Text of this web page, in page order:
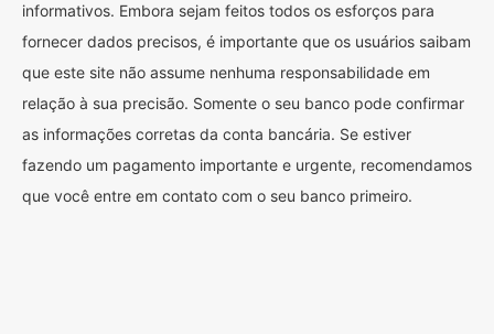
informativos. Embora sejam feitos todos os esforços para
fornecer dados precisos, é importante que os usuários saibam
que este site não assume nenhuma responsabilidade em
relação à sua precisão. Somente o seu banco pode confirmar
as informações corretas da conta bancária. Se estiver
fazendo um pagamento importante e urgente, recomendamos
que você entre em contato com o seu banco primeiro.